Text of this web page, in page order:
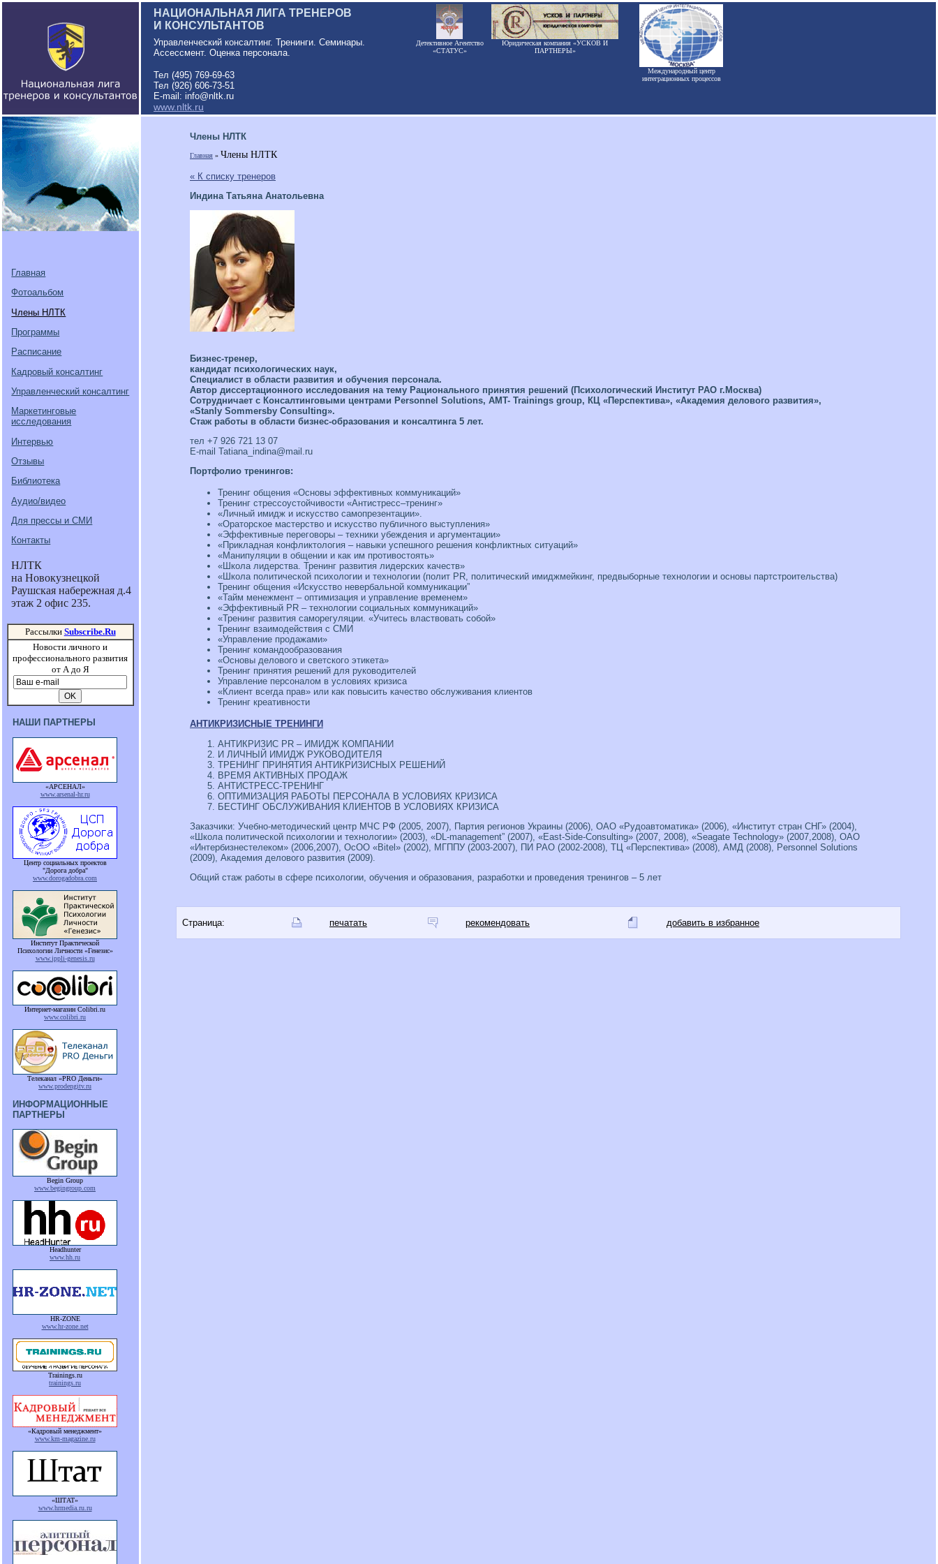
НАЦИОНАЛЬНАЯ ЛИГА ТРЕНЕРОВ
И КОНСУЛЬТАНТОВ
Управленческий консалтинг. Тренинги. Семинары.
Ассессмент. Оценка персонала.
Тел (495) 769-69-63
Тел (926) 606-73-51
E-mail: info@nltk.ru
www.nltk.ru
Детективное Агентство
«СТАТУС»
Юридическая компания «УСКОВ И
ПАРТНЕРЫ»
Международный центр
интеграционных процессов
Главная
Фотоальбом
Члены НЛТК
Программы
Расписание
Кадровый консалтинг
Управленческий консалтинг
Маркетинговые
исследования
Интервью
Отзывы
Библиотека
Аудио/видео
Для прессы и СМИ
Контакты
НЛТК
на Новокузнецкой
Раушская набережная д.4
этаж 2 офис 235.
Рассылки Subscribe.Ru
Новости личного и
профессионального развития
от А до Я
НАШИ ПАРТНЕРЫ
«АРСЕНАЛ»
www.arsenal-hr.ru
Центр социальных проектов
"Дорога добра"
www.dorogadobra.com
Институт Практической
Психологии Личности «Генезис»
www.ippli-genesis.ru
Интернет-магазин Colibri.ru
www.colibri.ru
Телеканал «PRO Деньги»
www.prodengitv.ru
ИНФОРМАЦИОННЫЕ
ПАРТНЕРЫ
Begin Group
www.begingroup.com
Headhunter
www.hh.ru
HR-ZONE
www.hr-zone.net
Trainings.ru
trainings.ru
«Кадровый менеджмент»
www.km-magazine.ru
«ШТАТ»
www.hrmedia.ru.ru
Члены НЛТК
Главная » Члены НЛТК
« К списку тренеров
Индина Татьяна Анатольевна
Бизнес-тренер,
кандидат психологических наук,
Специалист в области развития и обучения персонала.
Автор диссертационного исследования на тему Рационального принятия решений (Психологический Институт РАО г.Москва)
Cотрудничает с Консалтинговыми центрами Personnel Solutions, AMT- Trainings group, КЦ «Перспектива», «Академия делового развития»,
«Stanly Sommersby Consulting».
Стаж работы в области бизнес-образования и консалтинга 5 лет.
тел +7 926 721 13 07
Е-mail Tatiana_indina@mail.ru
Портфолио тренингов:
Тренинг общения «Основы эффективных коммуникаций»
Тренинг стрессоустойчивости «Антистресс–тренинг»
«Личный имидж и искусство самопрезентации».
«Ораторское мастерство и искусство публичного выступления»
«Эффективные переговоры – техники убеждения и аргументации»
«Прикладная конфликтология – навыки успешного решения конфликтных ситуаций»
«Манипуляции в общении и как им противостоять»
«Школа лидерства. Тренинг развития лидерских качеств»
«Школа политической психологии и технологии (полит PR, политический имиджмейкинг, предвыборные технологии и основы партстроительства)
Тренинг общения «Искусство невербальной коммуникации”
«Тайм менежмент – оптимизация и управление временем»
«Эффективный PR – технологии социальных коммуникаций»
«Тренинг развития саморегуляции. «Учитесь властвовать собой»
Тренинг взаимодействия с СМИ
«Управление продажами»
Тренинг командообразования
«Основы делового и светского этикета»
Тренинг принятия решений для руководителей
Управление персоналом в условиях кризиса
«Клиент всегда прав» или как повысить качество обслуживания клиентов
Тренинг креативности
АНТИКРИЗИСНЫЕ ТРЕНИНГИ
АНТИКРИЗИС PR – ИМИДЖ КОМПАНИИ
И ЛИЧНЫЙ ИМИДЖ РУКОВОДИТЕЛЯ
ТРЕНИНГ ПРИНЯТИЯ АНТИКРИЗИСНЫХ РЕШЕНИЙ
ВРЕМЯ АКТИВНЫХ ПРОДАЖ
АНТИСТРЕСС-ТРЕНИНГ
ОПТИМИЗАЦИЯ РАБОТЫ ПЕРСОНАЛА В УСЛОВИЯХ КРИЗИСА
БЕСТИНГ ОБСЛУЖИВАНИЯ КЛИЕНТОВ В УСЛОВИЯХ КРИЗИСА
Заказчики: Учебно-методический центр МЧС РФ (2005, 2007), Партия регионов Украины (2006), ОАО «Рудоавтоматика» (2006), «Институт стран СНГ» (2004),
«Школа политической психологии и технологии» (2003), «DL-management” (2007), «East-Side-Consulting» (2007, 2008), «Seagate Technology» (2007,2008), ОАО
«Интербизнестелеком» (2006,2007), ОсОО «Bitel» (2002), МГППУ (2003-2007), ПИ РАО (2002-2008), ТЦ «Перспектива» (2008), АМД (2008), Personnel Solutions
(2009), Академия делового развития (2009).
Общий стаж работы в сфере психологии, обучения и образования, разработки и проведения тренингов – 5 лет
Страница: печатать рекомендовать добавить в избранное